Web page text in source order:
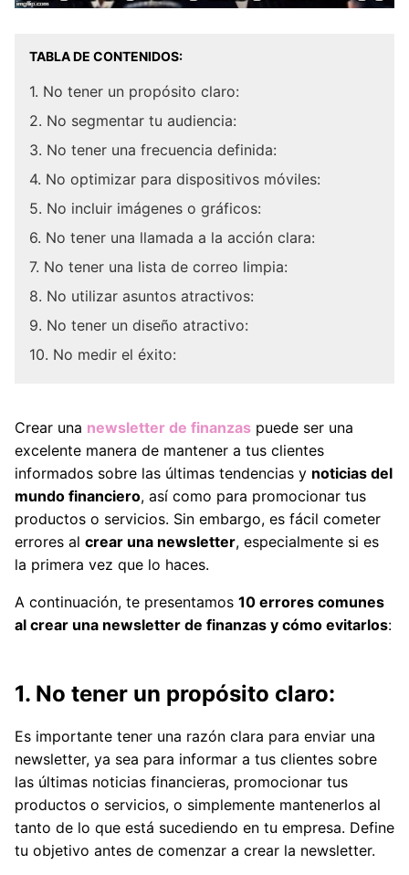
TABLA DE CONTENIDOS:
1. No tener un propósito claro:
2. No segmentar tu audiencia:
3. No tener una frecuencia definida:
4. No optimizar para dispositivos móviles:
5. No incluir imágenes o gráficos:
6. No tener una llamada a la acción clara:
7. No tener una lista de correo limpia:
8. No utilizar asuntos atractivos:
9. No tener un diseño atractivo:
10. No medir el éxito:
Crear una newsletter de finanzas puede ser una
excelente manera de mantener a tus clientes
informados sobre las últimas tendencias y noticias del
mundo financiero, así como para promocionar tus
productos o servicios. Sin embargo, es fácil cometer
errores al crear una newsletter, especialmente si es
la primera vez que lo haces.
A continuación, te presentamos 10 errores comunes
al crear una newsletter de finanzas y cómo evitarlos:
1. No tener un propósito claro:
Es importante tener una razón clara para enviar una
newsletter, ya sea para informar a tus clientes sobre
las últimas noticias financieras, promocionar tus
productos o servicios, o simplemente mantenerlos al
tanto de lo que está sucediendo en tu empresa. Define
tu objetivo antes de comenzar a crear la newsletter.